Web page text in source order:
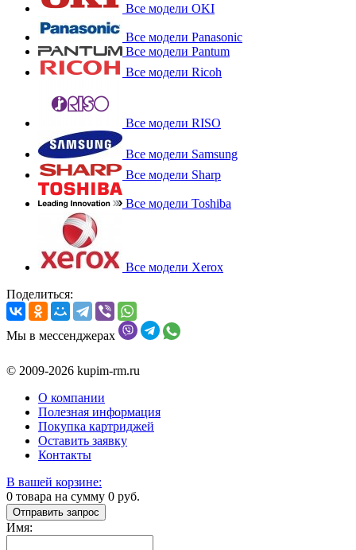
Все модели OKI
Все модели Panasonic
Все модели Pantum
Все модели Ricoh
Все модели RISO
Все модели Samsung
Все модели Sharp
Все модели Toshiba
Все модели Xerox
Поделиться:
Мы в мессенджерах
© 2009-2026 kupim-rm.ru
О компании
Полезная информация
Покупка картриджей
Оставить заявку
Контакты
В вашей корзине:
0 товара на сумму 0 руб.
Отправить запрос
Имя: